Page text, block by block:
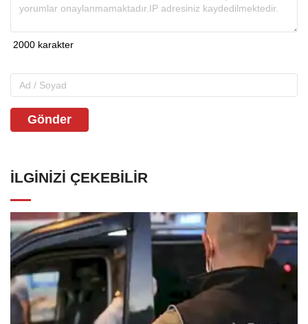
Gönder
İLGINIZI ÇEKEBILIR